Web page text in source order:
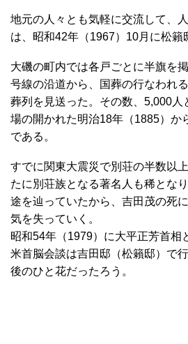
地元の人々とも気軽に交流して、
は、昭和42年（1967）10月に松籟
大磯の町内では各戸ごとに半旗を
号線の沿道から、国葬の行なわれ
葬列を見送った。その数、5,000人
場の開かれた明治18年（1885）か
である。
すでに関東大震災で別荘の半数以
たに別荘族となる著名人も稀とな
途を辿っていたから、吉田茂の死
気を失っていく。
昭和54年（1979）に大平正芳首相
米首脳会談は吉田邸（松籟邸）で
後のひと花だったろう。